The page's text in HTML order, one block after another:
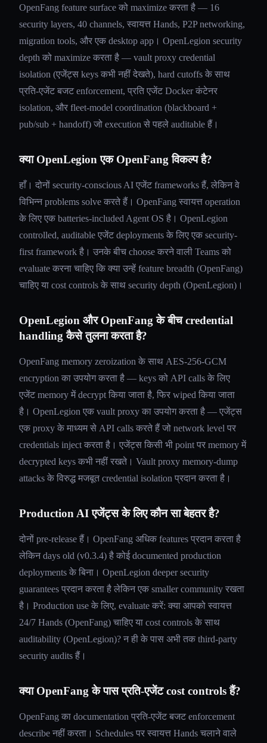
OpenFang feature surface को maximize करता है — 16
security layers, 40 channels, स्वायत्त Hands, P2P networking,
migration tools, और एक desktop app। OpenLegion security
depth को maximize करता है — vault proxy credential
isolation (एजेंट्स keys कभी नहीं देखते), hard cutoffs के साथ
प्रति-एजेंट बजट enforcement, प्रति एजेंट Docker कंटेनर
isolation, और fleet-model coordination (blackboard +
pub/sub + handoff) जो execution से पहले auditable हैं।
क्या OpenLegion एक OpenFang विकल्प है?
हाँ। दोनों security-conscious AI एजेंट frameworks हैं, लेकिन वे
विभिन्न problems solve करते हैं। OpenFang स्वायत्त operation
के लिए एक batteries-included Agent OS है। OpenLegion
controlled, auditable एजेंट deployments के लिए एक security-
first framework है। उनके बीच choose करने वाली Teams को
evaluate करना चाहिए कि क्या उन्हें feature breadth (OpenFang)
चाहिए या cost controls के साथ security depth (OpenLegion)।
OpenLegion और OpenFang के बीच credential
handling कैसे तुलना करता है?
OpenFang memory zeroization के साथ AES-256-GCM
encryption का उपयोग करता है — keys को API calls के लिए
एजेंट memory में decrypt किया जाता है, फिर wiped किया जाता
है। OpenLegion एक vault proxy का उपयोग करता है — एजेंट्स
एक proxy के माध्यम से API calls करते हैं जो network level पर
credentials inject करता है। एजेंट्स किसी भी point पर memory में
decrypted keys कभी नहीं रखते। Vault proxy memory-dump
attacks के विरुद्ध मजबूत credential isolation प्रदान करता है।
Production AI एजेंट्स के लिए कौन सा बेहतर है?
दोनों pre-release हैं। OpenFang अधिक features प्रदान करता है
लेकिन days old (v0.3.4) है कोई documented production
deployments के बिना। OpenLegion deeper security
guarantees प्रदान करता है लेकिन एक smaller community रखता
है। Production use के लिए, evaluate करें: क्या आपको स्वायत्त
24/7 Hands (OpenFang) चाहिए या cost controls के साथ
auditability (OpenLegion)? न ही के पास अभी तक third-party
security audits हैं।
क्या OpenFang के पास प्रति-एजेंट cost controls हैं?
OpenFang का documentation प्रति-एजेंट बजट enforcement
describe नहीं करता। Schedules पर स्वायत्त Hands चलाने वाले